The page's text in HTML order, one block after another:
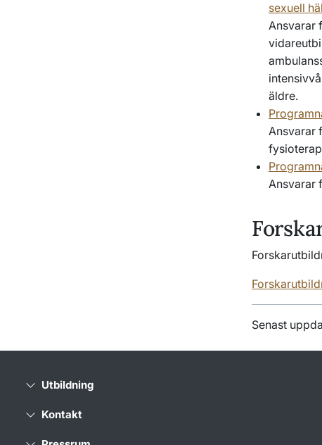
sexuell
Ansvarar
äldre.
Ansvarar
Ansvarar
Senast
Utbildning
Kontakt